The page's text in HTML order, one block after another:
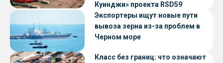
Куинджи» проекта RSD59
Экспортеры ищут новые пути
вывоза зерна из-за проблем в
Черном море
Класс без границ: что означают